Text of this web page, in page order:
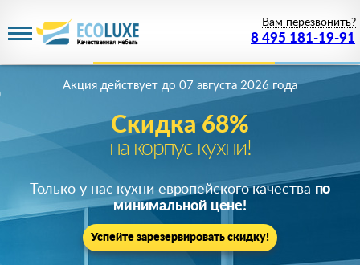
8 495 181-19-91
Вам перезвонить?
Скидка 68%
на корпус кухни!
Акция действует до 07 августа 2026 года
Только у нас кухни европейского качества по
минимальной цене!
Успейте зарезервировать скидку!